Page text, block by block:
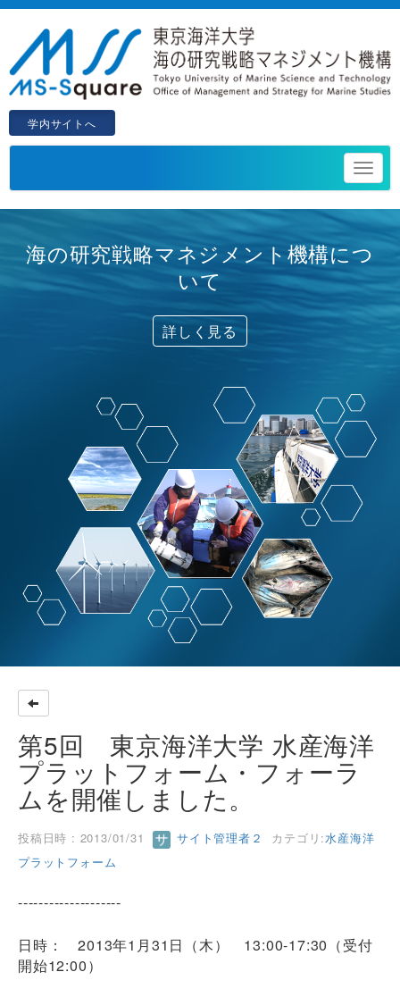
学内サイトへ
海の研究戦略マネジメント機構につ
いて
詳しく見る
第5回 東京海洋大学 水産海洋
プラットフォーム・フォーラ
ムを開催しました。
投稿日時 : 2013/01/31 サイト管理者２ カテゴリ:水産海洋
プラットフォーム
--------------------
日時： 2013年1月31日（木） 13:00-17:30（受付
開始12:00）